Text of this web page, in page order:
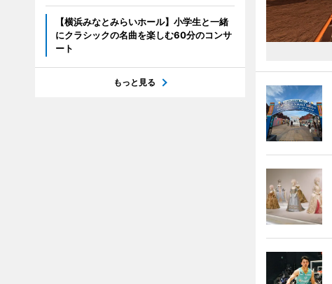
【横浜みなとみらいホール】小学生と一緒
にクラシックの名曲を楽しむ60分のコンサ
ート
もっと見る